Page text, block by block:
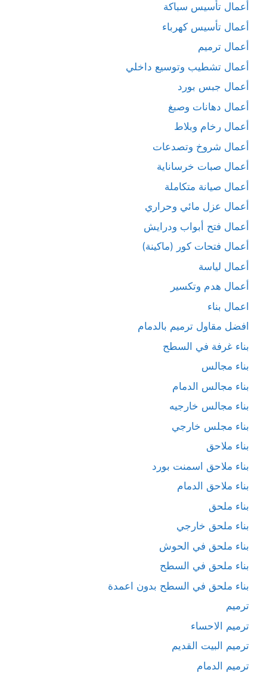
أعمال تأسيس سباكة
أعمال تأسيس كهرباء
أعمال ترميم
أعمال تشطيب وتوسيع داخلي
أعمال جبس بورد
أعمال دهانات وصبغ
أعمال رخام وبلاط
أعمال شروخ وتصدعات
أعمال صبات خرساناية
أعمال صيانة متكاملة
أعمال عزل مائي وحراري
أعمال فتح أبواب ودرايش
أعمال فتحات كور (ماكينة)
أعمال لياسة
أعمال هدم وتكسير
اعمال بناء
افضل مقاول ترميم بالدمام
بناء غرفة في السطح
بناء مجالس
بناء مجالس الدمام
بناء مجالس خارجيه
بناء مجلس خارجي
بناء ملاحق
بناء ملاحق اسمنت بورد
بناء ملاحق الدمام
بناء ملحق
بناء ملحق خارجي
بناء ملحق في الحوش
بناء ملحق في السطح
بناء ملحق في السطح بدون اعمدة
ترميم
ترميم الاحساء
ترميم البيت القديم
ترميم الدمام